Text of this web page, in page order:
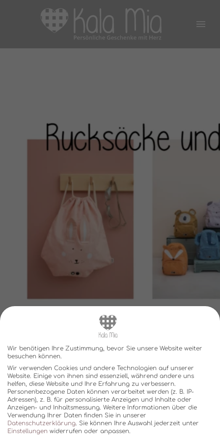
SHOP
Wir benötigen Ihre Zustimmung, bevor Sie unsere Website weiter
besuchen können.
Wir verwenden Cookies und andere Technologien auf unserer
Website. Einige von ihnen sind essenziell, während andere uns
helfen, diese Website und Ihre Erfahrung zu verbessern.
Personenbezogene Daten können verarbeitet werden (z. B. IP-
Adressen), z. B. für personalisierte Anzeigen und Inhalte oder
Anzeigen- und Inhaltsmessung. Weitere Informationen über die
Verwendung Ihrer Daten finden Sie in unserer
Datenschutzerklärung Sie können Ihre Auswahl jederzeit unter
Einstellungen widerrufen oder anpassen.